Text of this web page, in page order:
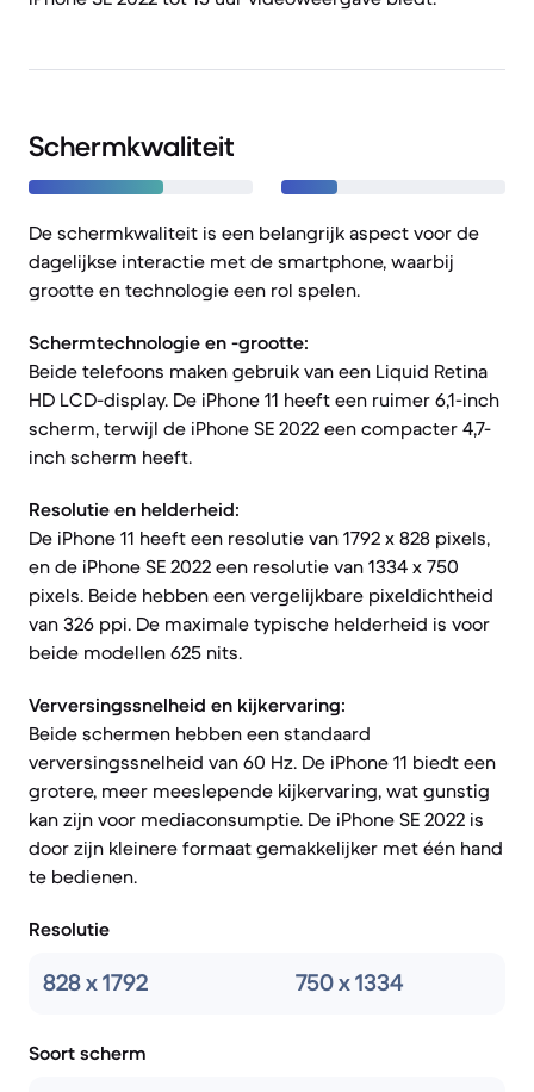
Schermkwaliteit
De schermkwaliteit is een belangrijk aspect voor de
dagelijkse interactie met de smartphone, waarbij
grootte en technologie een rol spelen.
Schermtechnologie en -grootte:
Beide telefoons maken gebruik van een Liquid Retina
HD LCD-display. De iPhone 11 heeft een ruimer 6,1-inch
scherm, terwijl de iPhone SE 2022 een compacter 4,7-
inch scherm heeft.
Resolutie en helderheid:
De iPhone 11 heeft een resolutie van 1792 x 828 pixels,
en de iPhone SE 2022 een resolutie van 1334 x 750
pixels. Beide hebben een vergelijkbare pixeldichtheid
van 326 ppi. De maximale typische helderheid is voor
beide modellen 625 nits.
Verversingssnelheid en kijkervaring:
Beide schermen hebben een standaard
verversingssnelheid van 60 Hz. De iPhone 11 biedt een
grotere, meer meeslepende kijkervaring, wat gunstig
kan zijn voor mediaconsumptie. De iPhone SE 2022 is
door zijn kleinere formaat gemakkelijker met één hand
te bedienen.
Resolutie
828 x 1792 750 x 1334
Soort scherm